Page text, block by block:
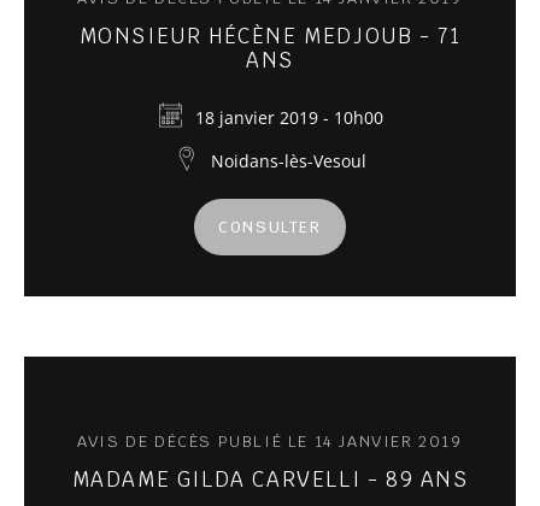
MONSIEUR HÉCÈNE MEDJOUB - 71
ANS
18 janvier 2019 - 10h00
Noidans-lès-Vesoul
CONSULTER
AVIS DE DÉCÈS PUBLIÉ LE 14 JANVIER 2019
MADAME GILDA CARVELLI - 89 ANS